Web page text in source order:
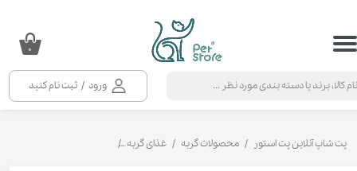
ورود / ثبت نام کنید
حساب کاربری من
خروج از حساب کاربری
۰
پت شاپ آنلاین پت استور محصولات گربه غذای گربه